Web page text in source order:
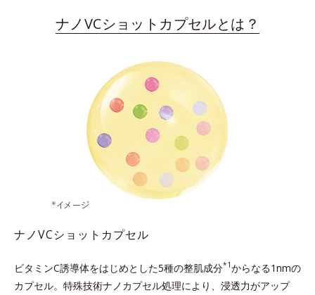
ナノVCショットカプセルとは？
ナノVCショットカプセル
ビタミンC誘導体をはじめとした5種の整肌成分*1からなる1nmの
カプセル。 特殊技術ナノカプセル処理により、浸透力がアップ